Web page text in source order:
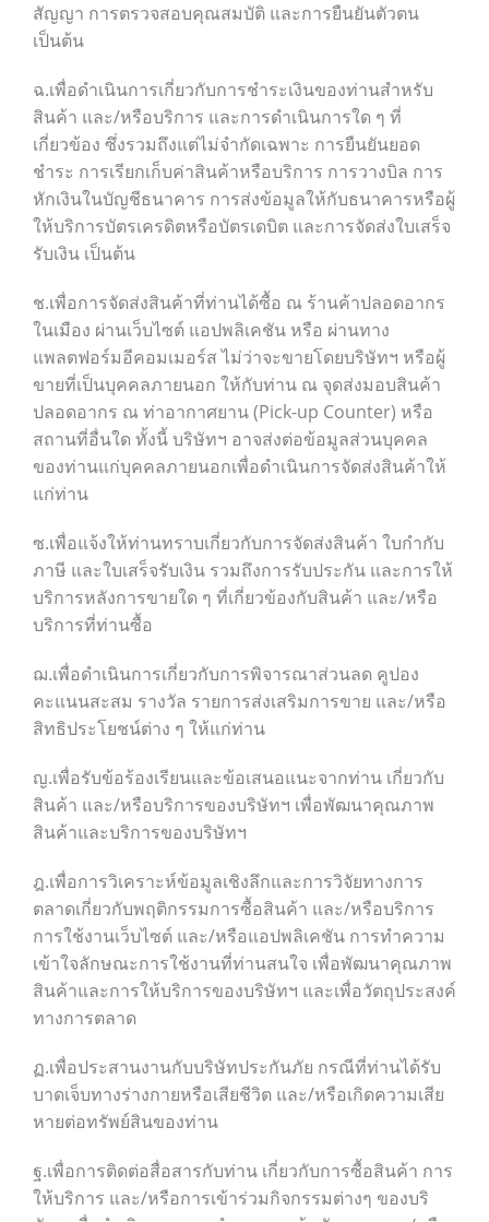
สัญญา การตรวจสอบคุณสมบัติ และการยืนยันตัวตน
เป็นต้น
ฉ.เพื่อดำเนินการเกี่ยวกับการชำระเงินของท่านสำหรับ
สินค้า และ/หรือบริการ และการดำเนินการใด ๆ ที่
เกี่ยวข้อง ซึ่งรวมถึงแต่ไม่จำกัดเฉพาะ การยืนยันยอด
ชำระ การเรียกเก็บค่าสินค้าหรือบริการ การวางบิล การ
หักเงินในบัญชีธนาคาร การส่งข้อมูลให้กับธนาคารหรือผู้
ให้บริการบัตรเครดิตหรือบัตรเดบิต และการจัดส่งใบเสร็จ
รับเงิน เป็นต้น
ช.เพื่อการจัดส่งสินค้าที่ท่านได้ซื้อ ณ ร้านค้าปลอดอากร
ในเมือง ผ่านเว็บไซต์ แอปพลิเคชัน หรือ ผ่านทาง
แพลตฟอร์มอีคอมเมอร์ส ไม่ว่าจะขายโดยบริษัทฯ หรือผู้
ขายที่เป็นบุคคลภายนอก ให้กับท่าน ณ จุดส่งมอบสินค้า
ปลอดอากร ณ ท่าอากาศยาน (Pick-up Counter) หรือ
สถานที่อื่นใด ทั้งนี้ บริษัทฯ อาจส่งต่อข้อมูลส่วนบุคคล
ของท่านแก่บุคคลภายนอกเพื่อดำเนินการจัดส่งสินค้าให้
แก่ท่าน
ซ.เพื่อแจ้งให้ท่านทราบเกี่ยวกับการจัดส่งสินค้า ใบกำกับ
ภาษี และใบเสร็จรับเงิน รวมถึงการรับประกัน และการให้
บริการหลังการขายใด ๆ ที่เกี่ยวข้องกับสินค้า และ/หรือ
บริการที่ท่านซื้อ
ฌ.เพื่อดำเนินการเกี่ยวกับการพิจารณาส่วนลด คูปอง
คะแนนสะสม รางวัล รายการส่งเสริมการขาย และ/หรือ
สิทธิประโยชน์ต่าง ๆ ให้แก่ท่าน
ญ.เพื่อรับข้อร้องเรียนและข้อเสนอแนะจากท่าน เกี่ยวกับ
สินค้า และ/หรือบริการของบริษัทฯ เพื่อพัฒนาคุณภาพ
สินค้าและบริการของบริษัทฯ
ฎ.เพื่อการวิเคราะห์ข้อมูลเชิงลึกและการวิจัยทางการ
ตลาดเกี่ยวกับพฤติกรรมการซื้อสินค้า และ/หรือบริการ
การใช้งานเว็บไซต์ และ/หรือแอปพลิเคชัน การทำความ
เข้าใจลักษณะการใช้งานที่ท่านสนใจ เพื่อพัฒนาคุณภาพ
สินค้าและการให้บริการของบริษัทฯ และเพื่อวัตถุประสงค์
ทางการตลาด
ฏ.เพื่อประสานงานกับบริษัทประกันภัย กรณีที่ท่านได้รับ
บาดเจ็บทางร่างกายหรือเสียชีวิต และ/หรือเกิดความเสีย
หายต่อทรัพย์สินของท่าน
ฐ.เพื่อการติดต่อสื่อสารกับท่าน เกี่ยวกับการซื้อสินค้า การ
ให้บริการ และ/หรือการเข้าร่วมกิจกรรมต่างๆ ของบริ